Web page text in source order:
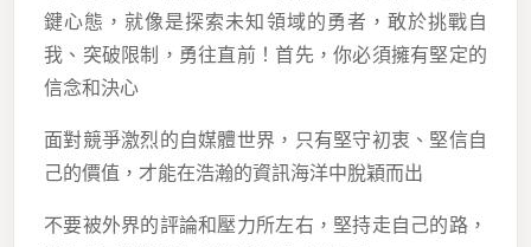
鍵心態，就像是探索未知領域的勇者，敢於挑戰自
我、突破限制，勇往直前！首先，你必須擁有堅定的
信念和決心
面對競爭激烈的自媒體世界，只有堅守初衷、堅信自
己的價值，才能在浩瀚的資訊海洋中脫穎而出
不要被外界的評論和壓力所左右，堅持走自己的路，